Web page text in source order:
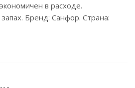
в расходе.
Бренд: Санфор. Страна: